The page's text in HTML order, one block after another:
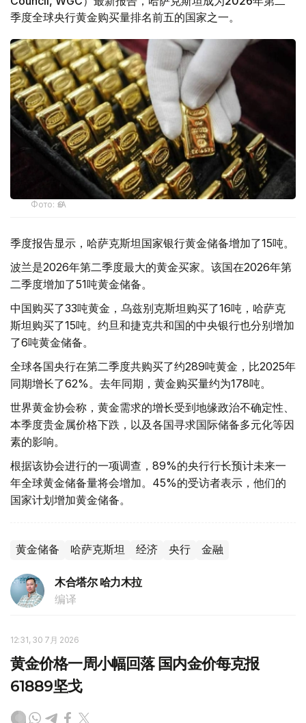
季度全球央行黄金购买量排名前五的国家之一。
Фото: ӨзА
季度报告显示，哈萨克斯坦国家银行黄金储备增加了15吨。
波兰是2026年第二季度最大的黄金买家。该国在2026年第
二季度增加了51吨黄金储备。
中国购买了33吨黄金，乌兹别克斯坦购买了16吨，哈萨克
斯坦购买了15吨。约旦和捷克共和国的中央银行也分别增加
了6吨黄金储备。
全球各国央行在第二季度共购买了约289吨黄金，比2025年
同期增长了62%。去年同期，黄金购买量约为178吨。
世界黄金协会称，黄金需求的增长受到地缘政治不确定性、
本季度贵金属价格下跌，以及各国寻求国际储备多元化等因
素的影响。
根据该协会进行的一项调查，89%的央行行长预计未来一
年全球黄金储备量将会增加。45%的受访者表示，他们的
国家计划增加黄金储备。
黄金储备 哈萨克斯坦 经济 央行 金融
木合塔尔 哈力木拉
编译
12:31, 30 7月 2026
黄金价格一周小幅回落 国内金价每克报
61889坚戈